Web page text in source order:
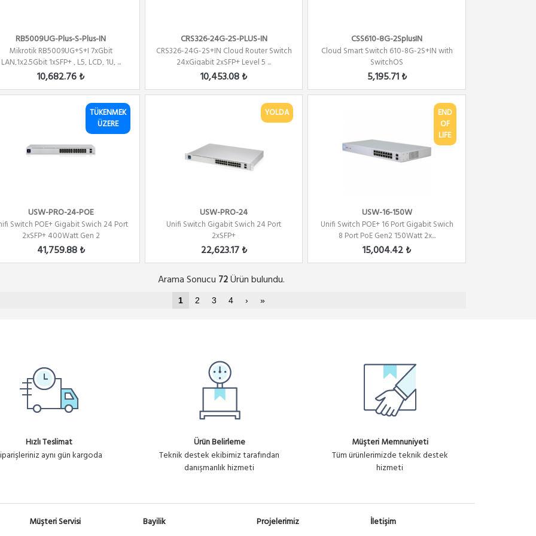
RB5009UG-Plus-S-Plus-IN
Mikrotik RB5009UG+S+I 7xGbit
LAN,1x2.5Gbit 1xSFP+ , L5, LCD, 1U, ...
10,682.76 ₺
CRS326-24G-2S-PLUS-IN
CRS326-24G-2S+IN Cloud Router Switch
24xGigabit 2xSFP+ Level 5 ...
10,453.08 ₺
CSS610-8G-2SplusIN
Cloud Smart Switch 610-8G-2S+IN with
SwitchOS
5,195.71 ₺
TÜKENMEK
ÜZERE
USW-PRO-24-POE
Switch POE+ Gigabit Swich 24 Port
2xSFP+ 400Watt Gen 2
41,759.88 ₺
YOLDA
USW-PRO-24
Unifi Switch Gigabit Swich 24 Port
2xSFP+
22,623.17 ₺
END
OF
LIFE
USW-16-150W
Unifi Switch POE+ 16 Port Gigabit Swich
8 Port PoE Gen2 150Watt 2x...
15,004.42 ₺
Arama Sonucu 72Ürün bulundu.
1 2 3 4 › »
Hızlı Teslimat
aynı gün kargoda
Ürün Belirleme
Teknik destek ekibimiz tarafından
danışmanlık hizmeti
Müşteri Memnuniyeti
Tüm ürünlerimizde teknik destek
hizmeti
Müşteri Servisi
Bayilik
Projelerimiz
İletişim